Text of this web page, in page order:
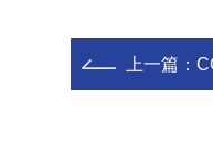
上一篇：